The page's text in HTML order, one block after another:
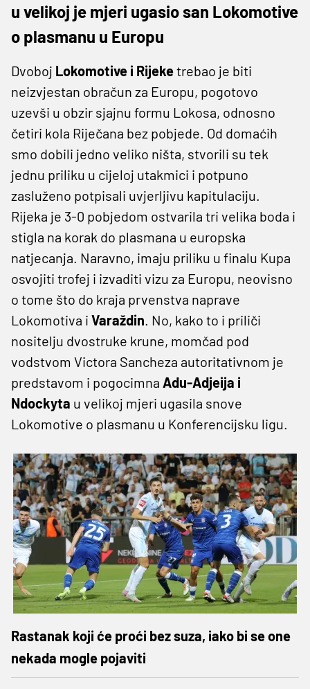
u velikoj je mjeri ugasio san Lokomotive
o plasmanu u Europu
Dvoboj Lokomotive i Rijeketrebao je biti
neizvjestan obračun za Europu, pogotovo
uzevši u obzir sjajnu formu Lokosa, odnosno
četiri kola Riječana bez pobjede. Od domaćih
smo dobili jedno veliko ništa, stvorili su tek
jednu priliku u cijeloj utakmici i potpuno
zasluženo potpisali uvjerljivu kapitulaciju.
Rijeka je 3-0 pobjedom ostvarila tri velika boda i
stigla na korak do plasmana u europska
natjecanja. Naravno, imaju priliku u finalu Kupa
osvojiti trofej i izvaditi vizu za Europu, neovisno
o tome što do kraja prvenstva naprave
Lokomotiva i Varaždin. No, kako to i priliči
nositelju dvostruke krune, momčad pod
vodstvom Victora Sancheza autoritativnom je
predstavom i pogocimna Adu-Adjeija i
Ndockyta u velikoj mjeri ugasila snove
Lokomotive o plasmanu u Konferencijsku ligu.
Rastanak koji će proći bez suza, iako bi se one
nekada mogle pojaviti